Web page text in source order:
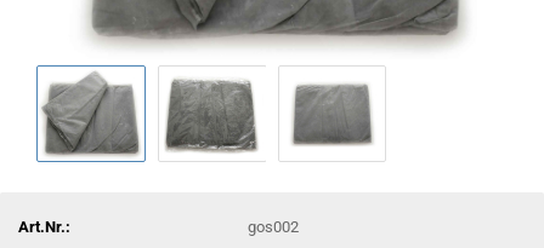
Art.Nr.:
gos002